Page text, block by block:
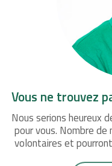
Vous ne trouvez
Nous serions heureux
pour vous. Nombre
volontaires et